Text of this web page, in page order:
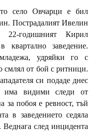
село Овчарци е бил
Пострадалият Ивелин
годишният Кирил
заведение.
удряйки го с
смлял от бой с ритници.
си подаде днес
има видими следи от
за побоя е ревност, тъй
в заведението седяла
Веднага след инцидента